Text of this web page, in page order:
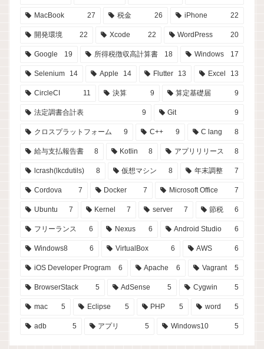
MacBook 27 税金 26 iPhone 22
開発環境 22 Xcode 22 WordPress 20
Google 19 所得税徴収高計算書 18 Windows 17
Selenium 14 Apple 14 Flutter 13 Excel 13
CircleCI 11 決算 9 算定基礎届 9
法定調書合計表 9 Git 9
クロスプラットフォーム 9 C++ 9 C lang 8
給与支払報告書 8 Kotlin 8 アプリリリース 8
lcrash(lkcdutils) 8 仮想マシン 8 年末調整 7
Cordova 7 Docker 7 Microsoft Office 7
Ubuntu 7 Kernel 7 server 7 節税 6
フリーランス 6 Nexus 6 Android Studio 6
Windows8 6 VirtualBox 6 AWS 6
iOS Developer Program 6 Apache 6 Vagrant 5
BrowserStack 5 AdSense 5 Cygwin 5
mac 5 Eclipse 5 PHP 5 word 5
adb 5 アプリ 5 Windows10 5